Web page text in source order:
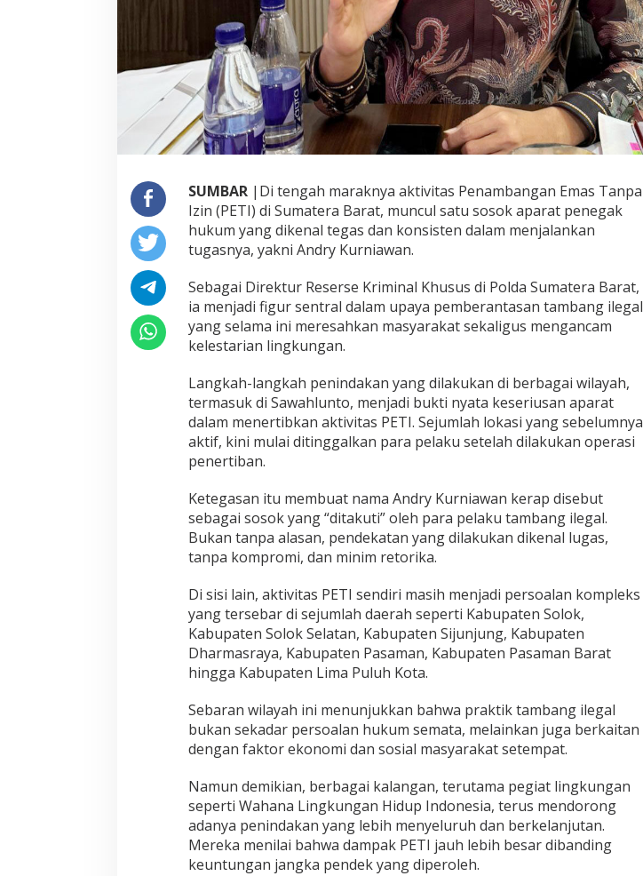
E
T
I
T
a
k
L
a
g
B
e
b
a
s
e
r
o
p
e
a
s
i
SUMBAR|Di tengah maraknya aktivitas Penambangan Emas Tanpa
Izin (PETI) di Sumatera Barat, muncul satu sosok aparat penegak
hukum yang dikenal tegas dan konsisten dalam menjalankan
tugasnya, yakni Andry Kurniawan.
Sebagai Direktur Reserse Kriminal Khusus di Polda Sumatera Barat,
ia menjadi figur sentral dalam upaya pemberantasan tambang ilegal
yang selama ini meresahkan masyarakat sekaligus mengancam
kelestarian lingkungan.
Langkah-langkah penindakan yang dilakukan di berbagai wilayah,
termasuk di Sawahlunto, menjadi bukti nyata keseriusan aparat
dalam menertibkan aktivitas PETI. Sejumlah lokasi yang sebelumnya
aktif, kini mulai ditinggalkan para pelaku setelah dilakukan operasi
penertiban.
Ketegasan itu membuat nama Andry Kurniawan kerap disebut
sebagai sosok yang “ditakuti” oleh para pelaku tambang ilegal.
Bukan tanpa alasan, pendekatan yang dilakukan dikenal lugas,
tanpa kompromi, dan minim retorika.
Di sisi lain, aktivitas PETI sendiri masih menjadi persoalan kompleks
yang tersebar di sejumlah daerah seperti Kabupaten Solok,
Kabupaten Solok Selatan, Kabupaten Sijunjung, Kabupaten
Dharmasraya, Kabupaten Pasaman, Kabupaten Pasaman Barat
hingga Kabupaten Lima Puluh Kota.
Sebaran wilayah ini menunjukkan bahwa praktik tambang ilegal
bukan sekadar persoalan hukum semata, melainkan juga berkaitan
dengan faktor ekonomi dan sosial masyarakat setempat.
Namun demikian, berbagai kalangan, terutama pegiat lingkungan
seperti Wahana Lingkungan Hidup Indonesia, terus mendorong
adanya penindakan yang lebih menyeluruh dan berkelanjutan.
Mereka menilai bahwa dampak PETI jauh lebih besar dibanding
keuntungan jangka pendek yang diperoleh.